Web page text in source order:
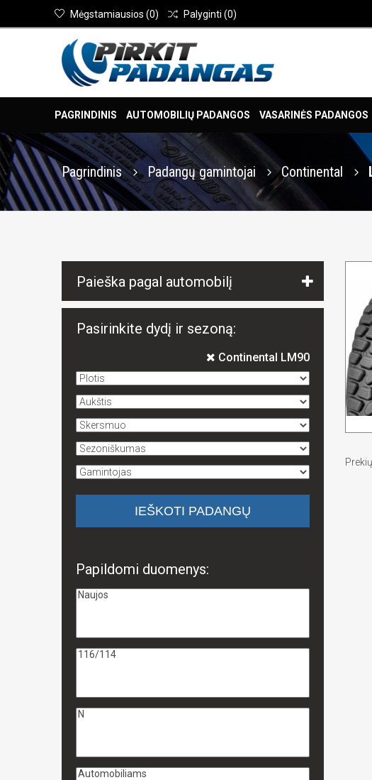
Mėgstamiausios (0) Palyginti (0)
PAGRINDINIS AUTOMOBILIŲ PADANGOS VASARINĖS PADANGOS
Pagrindinis Padangų gamintojai Continental
Paieška pagal automobilį
Pasirinkite dydį ir sezoną:
Continental LM90
Papildomi duomenys: